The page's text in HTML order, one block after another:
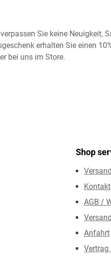
Sie keine Neuigkeit,
erhalten Sie einen
bei uns im Store.
Shop
Kontakt
AGB /
Anfahrt
Vertrag